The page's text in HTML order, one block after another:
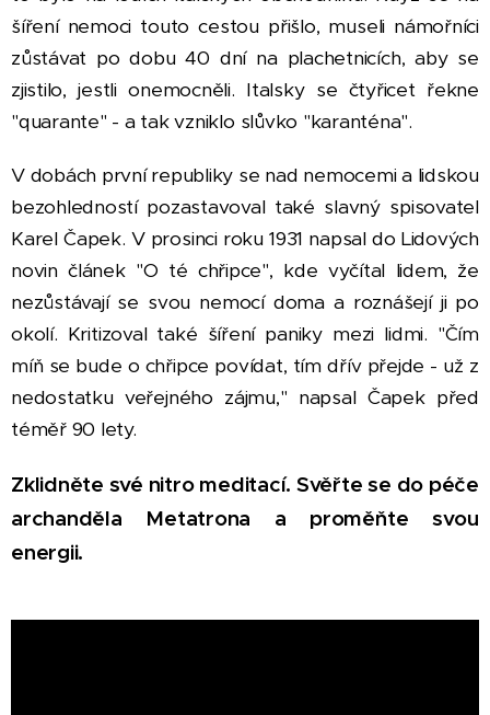
šíření nemoci touto cestou přišlo, museli námořníci
zůstávat po dobu 40 dní na plachetnicích, aby se
zjistilo, jestli onemocněli. Italsky se čtyřicet řekne
"quarante" - a tak vzniklo slůvko "karanténa".
V dobách první republiky se nad nemocemi a lidskou
bezohledností pozastavoval také slavný spisovatel
Karel Čapek. V prosinci roku 1931 napsal do Lidových
novin článek "O té chřipce", kde vyčítal lidem, že
nezůstávají se svou nemocí doma a roznášejí ji po
okolí. Kritizoval také šíření paniky mezi lidmi. "Čím
míň se bude o chřipce povídat, tím dřív přejde - už z
nedostatku veřejného zájmu," napsal Čapek před
téměř 90 lety.
Zklidněte své nitro meditací. Svěřte se do péče
archanděla Metatrona a proměňte svou
energii.